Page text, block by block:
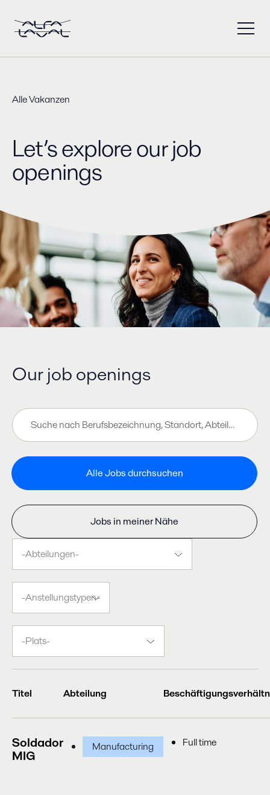
Alle Vakanzen
Let’s explore our job
openings
Our job openings
Zu den Job-Suchergebnissen springen
Suche
nach
Berufsbezeichnung,
Abteilung,
Kategorie
usw.
Alle Jobs durchsuchen
Jobs in meiner Nähe
-
Abteilungen-
-
Anstellungstypen-
-
Plats-
Titel Abteilung
Soldador
MIG
Manufacturing Full time